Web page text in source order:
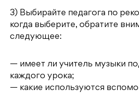
3) Выбирайте педагога по
когда выберите, обратите
следующее:
— имеет ли учитель музыки
каждого урока;
— какие используются